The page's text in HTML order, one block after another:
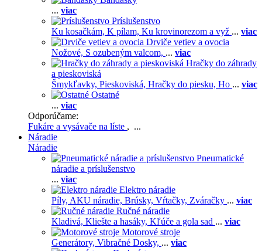
... viac
Príslušenstvo
Ku kosačkám, K pílam, Ku krovinorezom a vyž ... viac
Drviče vetiev a ovocia
Nožové, S ozubeným valcom, ... viac
Hračky do záhrady
a pieskoviská
Šmykľavky, Pieskoviská, Hračky do piesku, Ho ... viac
Ostatné
... viac
Odporúčame:
Fukáre a vysávače na líste , ...
Náradie
Náradie
Pneumatické
náradie a príslušenstvo
... viac
Elektro náradie
Píly, AKU náradie, Brúsky, Vŕtačky, Zváračky ... viac
Ručné náradie
Kladivá, Kliešte a hasáky, Kľúče a gola sad ... viac
Motorové stroje
Generátory, Vibračné Dosky, ... viac